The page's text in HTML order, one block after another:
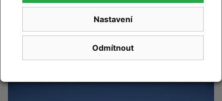
Novinky CUBE 2027 se blíží. Již brzy vám představíme
Odmítnout
Nastavení